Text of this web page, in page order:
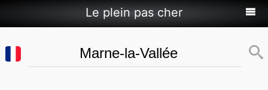
Le plein pas cher